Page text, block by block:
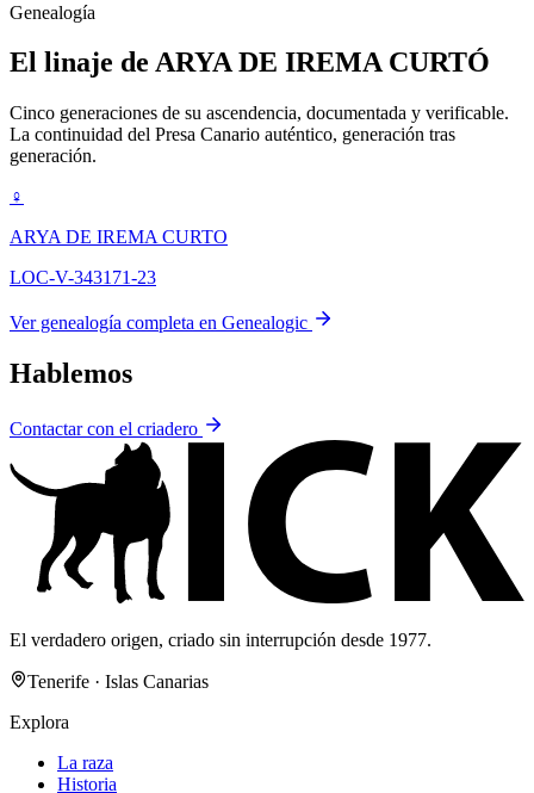
Genealogía
El linaje de ARYA DE IREMA CURTÓ
Cinco generaciones de su ascendencia, documentada y verificable.
La continuidad del Presa Canario auténtico, generación tras
generación.
♀
ARYA DE IREMA CURTO
LOC-V-343171-23
Ver genealogía completa en Genealogic
Hablemos
Contactar con el criadero
El verdadero origen, criado sin interrupción desde 1977.
Tenerife · Islas Canarias
Explora
La raza
Historia